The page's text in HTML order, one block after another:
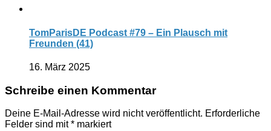
TomParisDE Podcast #79 – Ein Plausch mit
Freunden (41)
16. März 2025
Schreibe einen Kommentar
Deine E-Mail-Adresse wird nicht veröffentlicht. Erforderliche
Felder sind mit* markiert